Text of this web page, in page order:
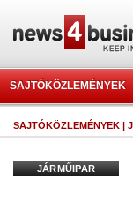
SAJTÓKÖZLEMÉNYEK
SAJTÓKÖZLEMÉNYEK |
JÁRMŰIPAR